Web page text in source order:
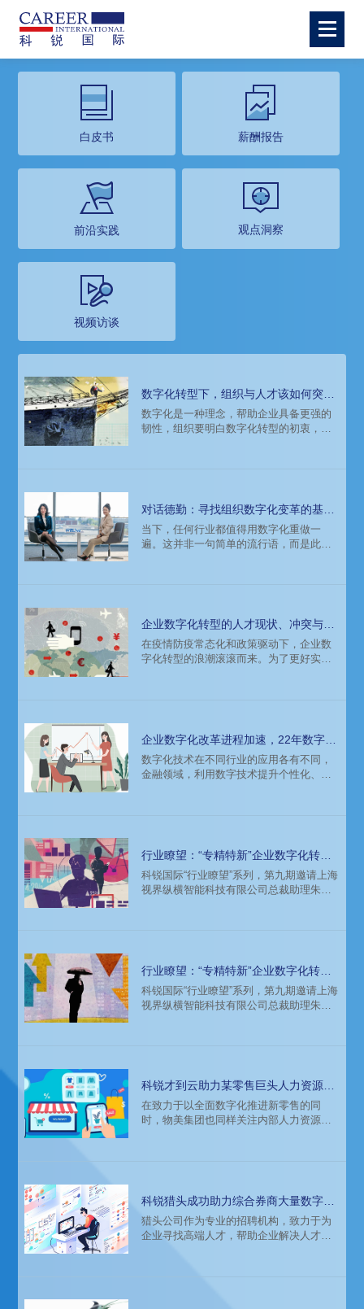
白皮书 薪酬报告
前沿实践 观点洞察
视频访谈
数字化转型下，组织与人才该如何突
围？
数字化是一种理念，帮助企业具备更强的
韧性，组织要明白数字化转型的初衷，并
对话德勤：寻找组织数字化变革的基因
密码
当下，任何行业都值得用数字化重做一
遍。这并非一句简单的流行语，而是此刻
媒体、新金融等新环境下诞生的创新物种
将如雨后春笋般不断涌现，也倒逼企业加
速数字化转型。
企业数字化转型的人才现状、冲突与破
题
在疫情防疫常态化和政策驱动下，企业数
字化转型的浪潮滚滚而来。为了更好实现
的趋势现状、人才缺口、岗位薪酬情况如
何？
企业数字化改革进程加速，22年数字化
领域人才需求薪酬报告
数字化技术在不同行业的应用各有不同，
金融领域，利用数字技术提升个性化、差
线”连接实物资产，促进数据在产业链上的
无缝流动，链接产品生命周期的每个阶
段。
行业瞭望：“专精特新”企业数字化转型
中的“围魏救赵”（下）
科锐国际“行业瞭望”系列，第九期邀请上海
视界纵横智能科技有限公司总裁助理朱瑞
行业瞭望：“专精特新”企业数字化转型
中的“围魏救赵”（上）
科锐国际“行业瞭望”系列，第九期邀请上海
视界纵横智能科技有限公司总裁助理朱瑞
科锐才到云助力某零售巨头人力资源数
字化转型
在致力于以全面数字化推进新零售的同
时，物美集团也同样关注内部人力资源支
率、驱动全员参与和高效协同。
科锐猎头成功助力综合券商大量数字化
人才招聘
猎头公司作为专业的招聘机构，致力于为
企业寻找高端人才，帮助企业解决人才招